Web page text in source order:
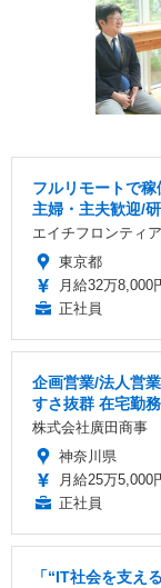
フルリモートで
主婦・主夫歓迎/
エイチフロンティ
東京都
月給32万8,000
正社員
企画営業/法人営
すさ抜群 在宅勤
株式会社廣田商事
神奈川県
月給25万5,000
正社員
「“IT社会を支え